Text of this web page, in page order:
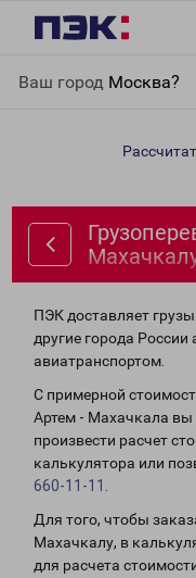
Ваш город Москва?
Махачкалу
ПЭК доставляет
другие города
авиатранспортом.
С примерной
Артем - Махачкала вы
произвести расчет
калькулятора или
660-11-11
Для того, чтобы
Махачкалу, в
для расчета